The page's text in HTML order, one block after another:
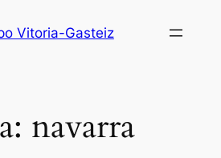
Vitoria-Gasteiz
navarra